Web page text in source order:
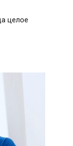
целое